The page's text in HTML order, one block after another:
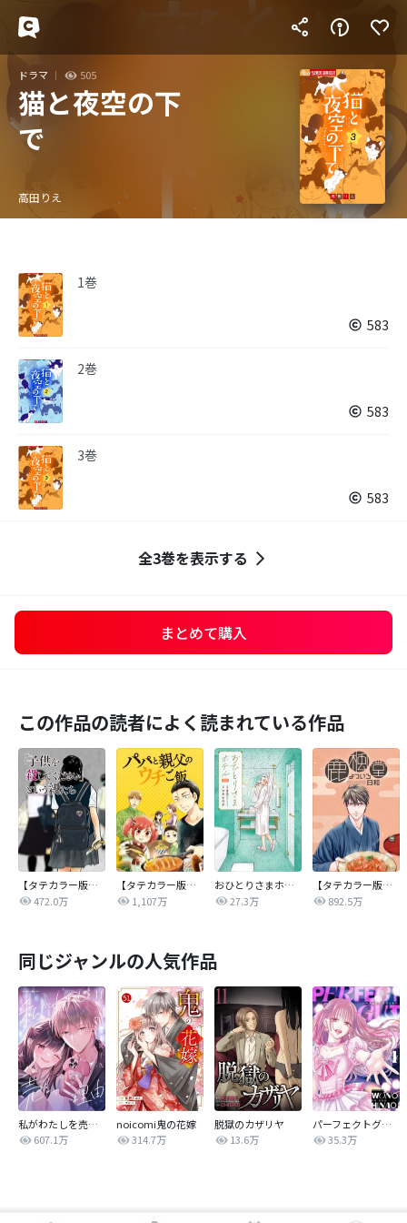
ドラマ 505
猫と夜空の下
で
高田りえ
1巻
583
2巻
583
3巻
583
全3巻を表示する
まとめて購入
この作品の読者によく読まれている作品
【タテカラー版】｢子供を殺してください｣という親たち
472.0万
【タテカラー版】パパと親父のウチご飯
1,107万
おひとりさまホテル
27.3万
【タテカラー版】鹿楓堂よついろ日和
892.5万
同じジャンルの人気作品
私がわたしを売る理由
607.1万
noicomi鬼の花嫁
314.7万
脱獄のカザリヤ
13.6万
パーフェクトグリッター
35.3万